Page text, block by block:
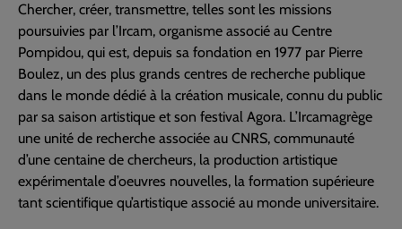
Chercher, créer, transmettre, telles sont les missions
poursuivies par l’Ircam, organisme associé au Centre
Pompidou, qui est, depuis sa fondation en 1977 par Pierre
Boulez, un des plus grands centres de recherche publique
dans le monde dédié à la création musicale, connu du public
par sa saison artistique et son festival Agora. L’Ircamagrège
une unité de recherche associée au CNRS, communauté
d’une centaine de chercheurs, la production artistique
expérimentale d’oeuvres nouvelles, la formation supérieure
tant scientifique qu’artistique associé au monde universitaire.